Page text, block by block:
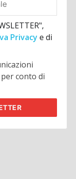
Privacye di
conto di